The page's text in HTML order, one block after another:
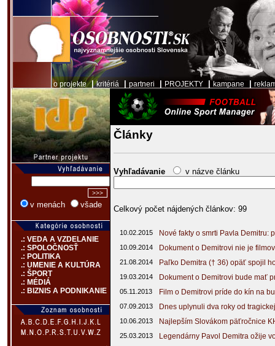
o projekte|kritériá partneri PROJEKTY kampane
v menách všade
.: VEDA A VZDELANIE
.: SPOLOČNOSŤ
.: POLITIKA
.: UMENIE A KULTÚRA
.: ŠPORT
.: MÉDIÁ
.: BIZNIS A PODNIKANIE
Články
Vyhľadávanie v názve článku
Celkový počet nájdených článkov: 99
10.02.2015 Nové fakty o smrti Pavla Demitru:
10.09.2014 Dokument o Demitrovi nie je
21.08.2014 Paľko Demitra († 36) opäť spojil
19.03.2014 Dokument o Demitrovi bude mať
05.11.2013 Film o Demitrovi príde do kín na
07.09.2013 Dnes uplynuli dva roky od
10.06.2013 Najlepším Slovákom päťročnice
25.03.2013 Legendárny Pavol Demitra ožije